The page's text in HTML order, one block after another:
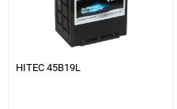
HITEC 45B19L